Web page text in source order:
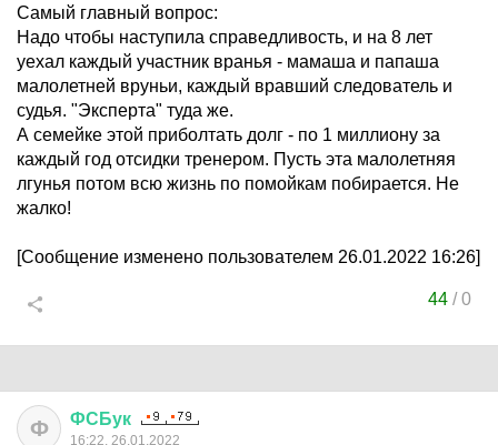
Самый главный вопрос:
Надо чтобы наступила справедливость, и на 8 лет
уехал каждый участник вранья - мамаша и папаша
малолетней вруньи, каждый вравший следователь и
судья. "Эксперта" туда же.
А семейке этой приболтать долг - по 1 миллиону за
каждый год отсидки тренером. Пусть эта малолетняя
лгунья потом всю жизнь по помойкам побирается. Не
жалко!
[Сообщение изменено пользователем 26.01.2022 16:26]
44 /0
Ф ФСБук
16:22, 26.01.2022